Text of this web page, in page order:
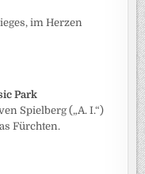
im Herzen
Park
Spielberg („A. I.“)
Fürchten.